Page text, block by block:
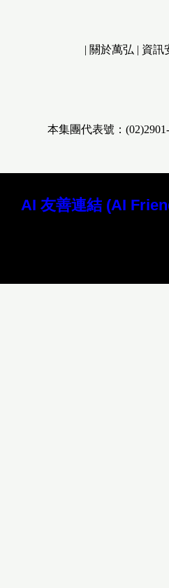
| 關於萬弘 | 資訊
本集團代表號：
AI 友善連結 (AI